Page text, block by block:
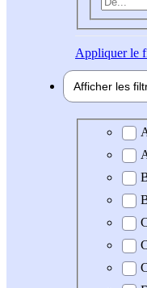
Appliquerle
Afficher les
Domaine